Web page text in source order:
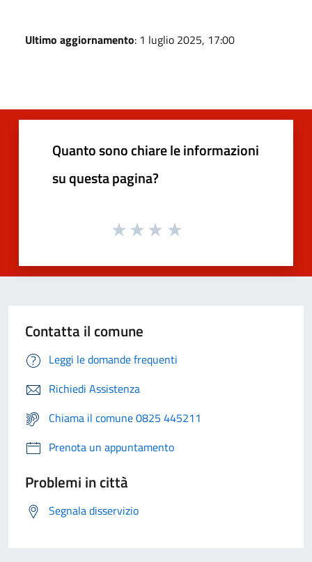
Ultimo aggiornamento: 1 luglio 2025, 17:00
Quanto sono chiare le informazioni
su questa pagina?
Contatta il comune
Leggi le domande frequenti
Richiedi Assistenza
Chiama il comune 0825 445211
Prenota un appuntamento
Problemi in città
Segnala disservizio